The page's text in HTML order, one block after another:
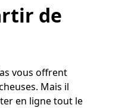
de
vous offrent
Mais il
en ligne tout le